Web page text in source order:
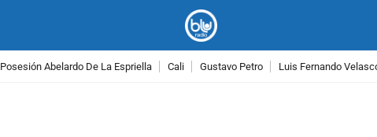
Posesión Abelardo De La Espriella Cali Gustavo Petro Luis Fernando